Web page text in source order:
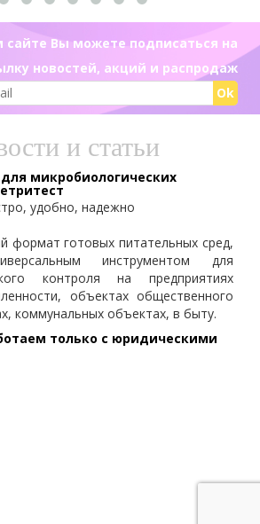
Вы можете подписаться на
новостей, акций и распродаж
Ok
и статьи
микробиологических
удобно, надежно
формат готовых питательных сред,
инструментом для
контроля на предприятиях
объектах общественного
коммунальных объектах, в быту.
только с юридическими